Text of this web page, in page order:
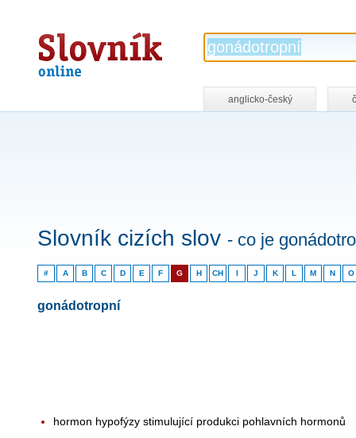
Slovník
online
anglicko-český
Slovník cizích slov - co je
# A B C D E F G H CH I J K L M N O
gonádotropní
hormon hypofýzy stimulující produkci pohlavních hormonů